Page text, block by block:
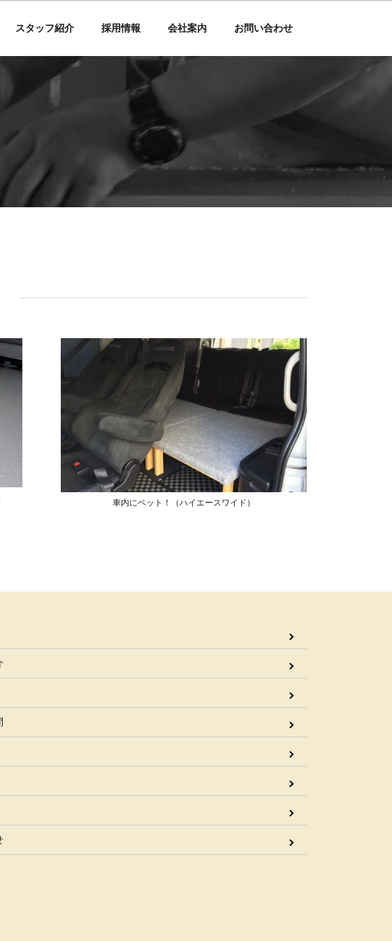
スタッフ紹介 採用情報 会社案内 お問い合わせ
車内にベット！（ハイエースワイド）